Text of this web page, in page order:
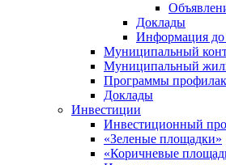
Доклады
Информация до
Муниципальный
Муниципальный
Программы
Доклады
Инвестиции
Инвестиционный
«Зеленые площадки»
«Коричневые